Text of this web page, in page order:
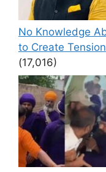
No Knowledge
to Create
(17,016)